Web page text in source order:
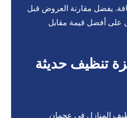
يفضل مقارنة العروض قبل
على أفضل قيمة مقابل
تنظيف حديثة
المنازل في عجمان